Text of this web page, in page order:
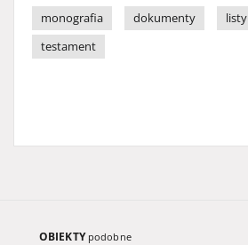
monografia
dokumenty listy
testament
OBIEKTY podobne